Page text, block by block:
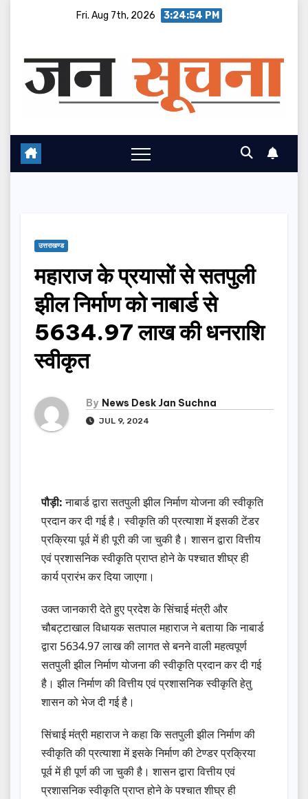
Fri. Aug 7th, 2026 3:24:55 PM
उत्तराखण्ड
महाराज के प्रयासों से सतपुली
झील निर्माण को नाबार्ड से
5634.97 लाख की धनराशि
स्वीकृत
By News Desk Jan Suchna
JUL 9, 2024
पौड़ी:नाबार्ड द्वारा सतपुली झील निर्माण योजना की स्वीकृति
प्रदान कर दी गई है। स्वीकृति की प्रत्याशा में इसकी टेंडर
प्रक्रिया पूर्व में ही पूरी की जा चुकी है। शासन द्वारा वित्तीय
एवं प्रशासनिक स्वीकृति प्राप्त होने के पश्चात शीघ्र ही
कार्य प्रारंभ कर दिया जाएगा।
उक्त जानकारी देते हुए प्रदेश के सिंचाई मंत्री और
चौबट्टाखाल विधायक सतपाल महाराज ने बताया कि नाबार्ड
द्वारा 5634.97 लाख की लागत से बनने वाली महत्वपूर्ण
सतपुली झील निर्माण योजना की स्वीकृति प्रदान कर दी गई
है। झील निर्माण की वित्तीय एवं प्रशासनिक स्वीकृति हेतु
शासन को भेज दी गई है।
सिंचाई मंत्री महाराज ने कहा कि सतपुली झील निर्माण की
स्वीकृति की प्रत्याशा में इसके निर्माण की टेण्डर प्रक्रिया
पूर्व में ही पूर्ण की जा चुकी है। शासन द्वारा वित्तीय एवं
प्रशासनिक स्वीकृति प्राप्त होने के पश्चात शीघ्र ही